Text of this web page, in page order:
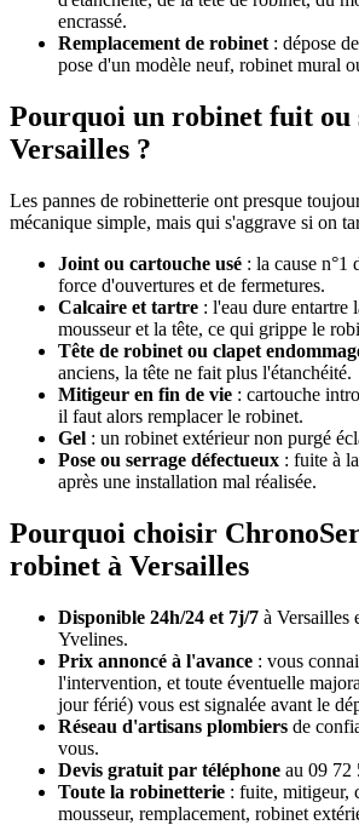
encrassé.
Remplacement de robinet : dépose
pose d'un modèle neuf, robinet mural
Pourquoi un robinet fuit ou
Versailles ?
Les pannes de robinetterie ont presque
mécanique simple, mais qui s'aggrave si on
Joint ou cartouche usé : la cause n°1
force d'ouvertures et de fermetures.
Calcaire et tartre : l'eau dure entartre
mousseur et la tête, ce qui grippe le
Tête de robinet ou clapet
anciens, la tête ne fait plus l'étanchéité.
Mitigeur en fin de vie : cartouche
il faut alors remplacer le robinet.
Gel : un robinet extérieur non purgé
Pose ou serrage défectueux : fuite à
après une installation mal réalisée.
Pourquoi choisir
robinet à Versailles
Disponible 24h/24 et 7j/7 à Versailles
Yvelines.
Prix annoncé à l'avance : vous
l'intervention, et toute éventuelle
jour férié) vous est signalée avant le
Réseau d'artisans plombiers de
vous.
Devis gratuit par téléphone au 09 72
Toute la robinetterie : fuite, mitigeur,
mousseur, remplacement, robinet